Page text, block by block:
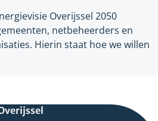
Overijssel 2050
netbeheerders en
Hierin staat hoe we willen